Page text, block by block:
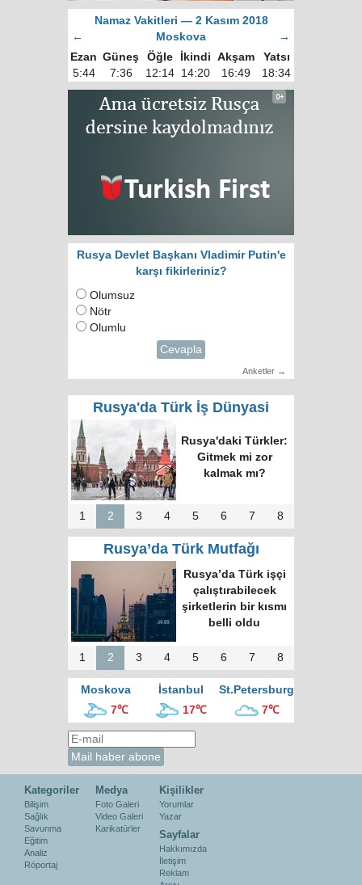
Namaz Vakitleri — 2 Kasım 2018
←
Moskova
→
Ezan Güneş Öğle İkindi Akşam
Yatsı
5:44
7:36 12:14 14:20 16:49 18:34
Rusya Devlet Başkanı Vladimir Putin'e
karşı fikirleriniz?
Olumsuz
Nötr
Olumlu
Cevapla
Anketler →
Rusya'da Türk İş Dünyasi
RUTID üyeleri ve
Putin’in temsilcisi
Moskova’da bir
araya geldi
1 2 3 4 5 6 7 8
Rusya’da Türk Mutfağı
Moskova’nın en
büyük kültür
merkezinde “Türk
Kahvesi Gecesi”
düzenlendi
1 2 3 4 5 6 7 8
Moskova İstanbul
St.Petersburg
7℃
17℃ 7℃
Kategoriler
Bilişim
Sağlık
Savunma
Eğitim
Analiz
Röportaj
Medya
Foto Galeri
Video Galeri
Karikatürler
Kişilikler
Yorumlar
Yazar
Sayfalar
Hakkımızda
İletişim
Reklam